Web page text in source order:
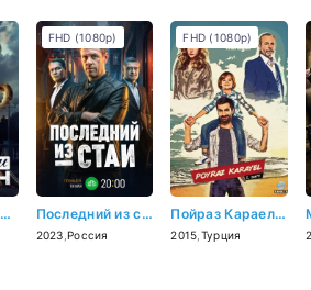
Майор и Меймун (2024) Последний из стаи (2023)
2023 ,Россия
FHD (1080p)
Пойраз Караел (2015)
2015 Турция
FHD (1080p)